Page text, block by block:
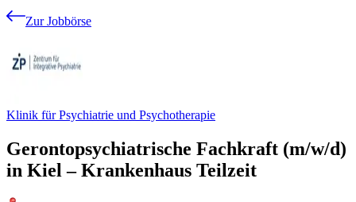
Zur Jobbörse
Klinik für Psychiatrie und Psychotherapie
Gerontopsychiatrische Fachkraft (m/w/d)
in Kiel – Krankenhaus Teilzeit